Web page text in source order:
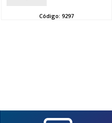
Código: 9297